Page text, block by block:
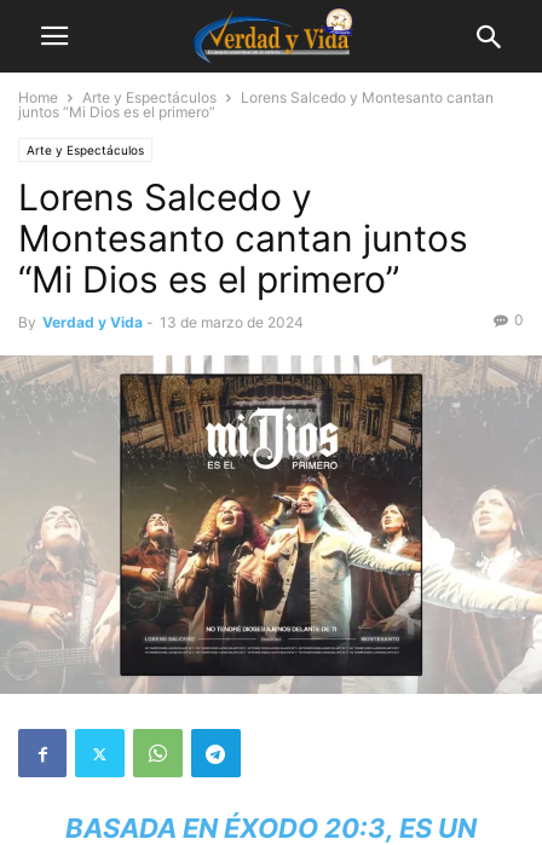
Home Arte y Espectáculos
Lorens Salcedo y Montesanto cantan
juntos “Mi Dios es el primero”
Arte y Espectáculos
Lorens Salcedo y
Montesanto cantan juntos
“Mi Dios es el primero”
By Verdad y Vida - 13 de marzo de 2024 0
BASADA EN ÉXODO 20:3, ES UN